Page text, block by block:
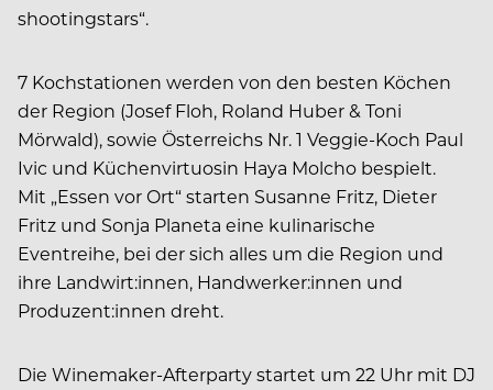
shootingstars“.
7 Kochstationen werden von den besten Köchen
der Region (Josef Floh, Roland Huber & Toni
Mörwald), sowie Österreichs Nr. 1 Veggie-Koch Paul
Ivic und Küchenvirtuosin Haya Molcho bespielt.
Mit „Essen vor Ort“ starten Susanne Fritz, Dieter
Fritz und Sonja Planeta eine kulinarische
Eventreihe, bei der sich alles um die Region und
ihre Landwirt:innen, Handwerker:innen und
Produzent:innen dreht.
Die Winemaker-Afterparty startet um 22 Uhr mit DJ